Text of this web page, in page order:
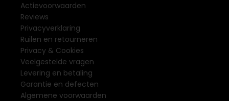
Actievoorwaarden
Reviews
Privacyverklaring
Ruilen en retourneren
Privacy & Cookies
Veelgestelde vragen
Levering en betaling
Garantie en defecten
Algemene voorwaarden